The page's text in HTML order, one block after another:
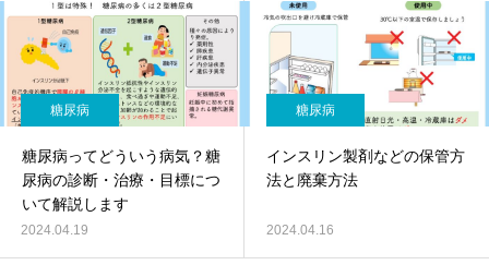
糖尿病
糖尿病ってどういう病気？糖
尿病の診断・治療・目標につ
いて解説します
2024.04.19
糖尿病
インスリン製剤などの保管方
法と廃棄方法
2024.04.16